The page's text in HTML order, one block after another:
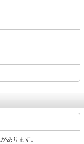
あります。